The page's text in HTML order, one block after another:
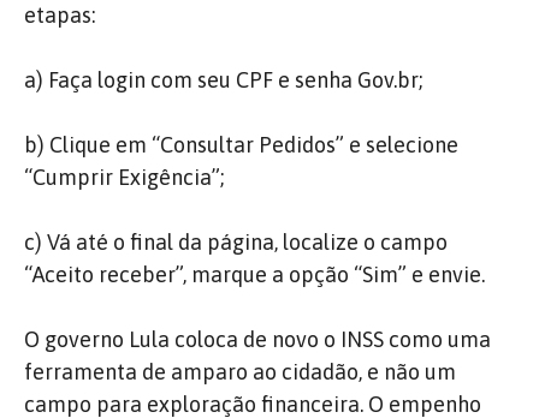
etapas:
a) Faça login com seu CPF e senha Gov.br;
b) Clique em “Consultar Pedidos” e selecione
“Cumprir Exigência”;
c) Vá até o final da página, localize o campo
“Aceito receber”, marque a opção “Sim” e envie.
O governo Lula coloca de novo o INSS como uma
ferramenta de amparo ao cidadão, e não um
campo para exploração financeira. O empenho